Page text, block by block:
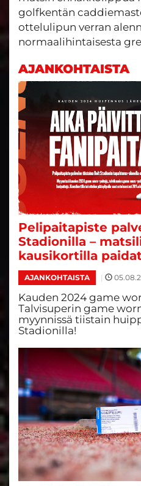
golfkentän
ottelulipun verran
normaalihintaisesta
AJANKOHTAISTA
Pelipaitapiste
Stadionilla –
kausikortilla
AJANKOHTAISTA |
Kauden 2024 game
Talvisuperin game
myynnissä tiistain
Stadionilla!